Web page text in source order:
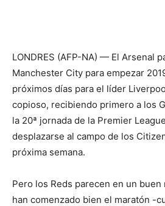
LONDRES (AFP-NA) — El Arsenal
Manchester City para empezar
próximos días para el líder
copioso, recibiendo primero a los
la 20ª jornada de la Premier
desplazarse al campo de los
próxima semana.
Pero los Reds parecen en un
han comenzado bien el maratón -